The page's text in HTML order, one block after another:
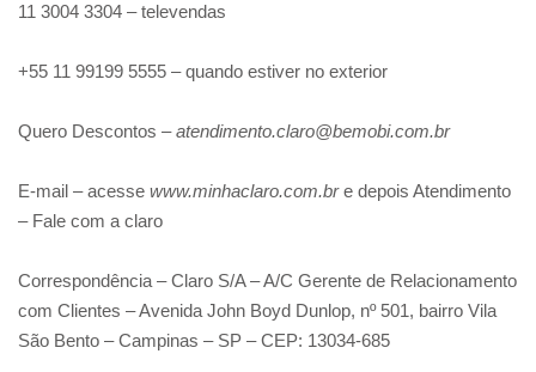
11 3004 3304 – televendas
+55 11 99199 5555 – quando estiver no exterior
Quero Descontos –atendimento.claro@bemobi.com.br
E-mail – acesse www.minhaclaro.com.bre depois Atendimento
– Fale com a claro
Correspondência – Claro S/A – A/C Gerente de Relacionamento
com Clientes – Avenida John Boyd Dunlop, nº 501, bairro Vila
São Bento – Campinas – SP – CEP: 13034-685